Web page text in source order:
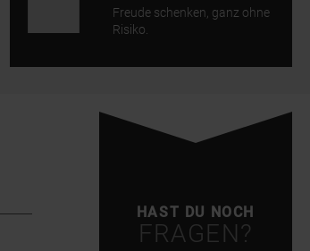
Freude schenken, ganz ohne
Risiko.
HAST DU NOCH
FRAGEN?